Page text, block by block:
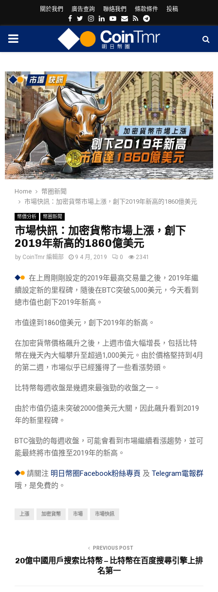
關於我們 廣告查詢 聯絡我們 條款條件 投稿
Facebook
Twitter
Instagram
LinkedinYoutube
Email
RssTelegram
PRIMARY
Home
幣圈新聞
市場快訊：加密貨幣市場上漲，創下2019年新高的1860億美元
幣價分析 幣圈新聞
市場快訊：加密貨幣市場上漲，創下
2019年新高的1860億美元
by CoinTmr 編輯部 9 4 月, 2019 0 2341
在上周剛剛設定的2019年最高交易量之後，2019年繼
續設定新的里程碑，隨後在BTC突破5,000美元，今天看到
總市值也創下2019年新高。
市值達到1860億美元，創下2019年的新高。
在加密貨幣價格飆升之後，上週市值大幅增長，包括比特
幣在幾天內大幅攀升至超過1,000美元。由於價格堅持到4月
的第二週，市場似乎已經獲得了一些看漲勢頭。
比特幣每週收盤是幾週來最強勁的收盤之一。
由於市值仍遠未突破2000億美元大關，因此飆升看到2019
年的新里程碑。
BTC強勁的每週收盤，可能會看到市場繼續看漲趨勢，並可
能最終將市值推至2019年的新高。
請關注 明日幣圈Facebook粉絲專頁 及 Telegram電報群
哦，是免費的。
上漲 加密貨幣 市場 市場快訊
PREVIOUS POST
20億中國用戶搜索比特幣 – 比特幣在百度搜尋引擎上排
名第一